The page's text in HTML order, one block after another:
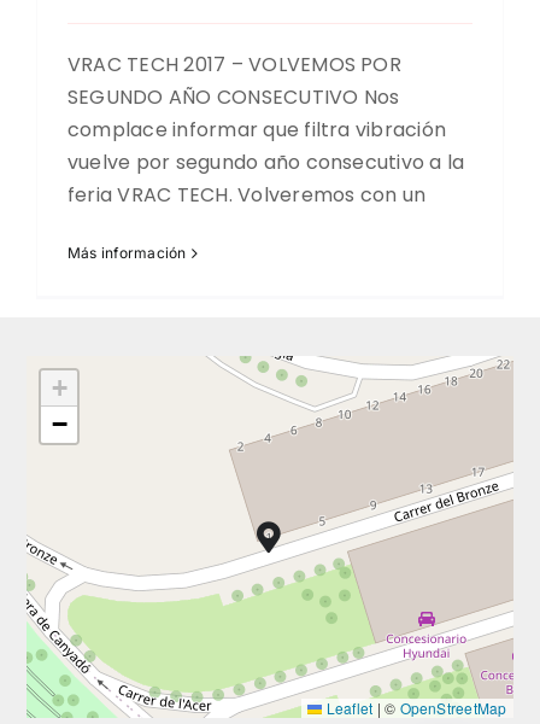
VRAC TECH 2017 – VOLVEMOS POR
SEGUNDO AÑO CONSECUTIVO Nos
complace informar que filtra vibración
vuelve por segundo año consecutivo a la
feria VRAC TECH. Volveremos con un
Más información
+
−
Leaflet | © OpenStreetMap